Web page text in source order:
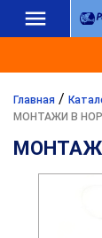
Главная /
МОНТАЖИ В